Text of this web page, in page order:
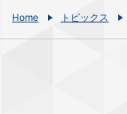
Home トピックス